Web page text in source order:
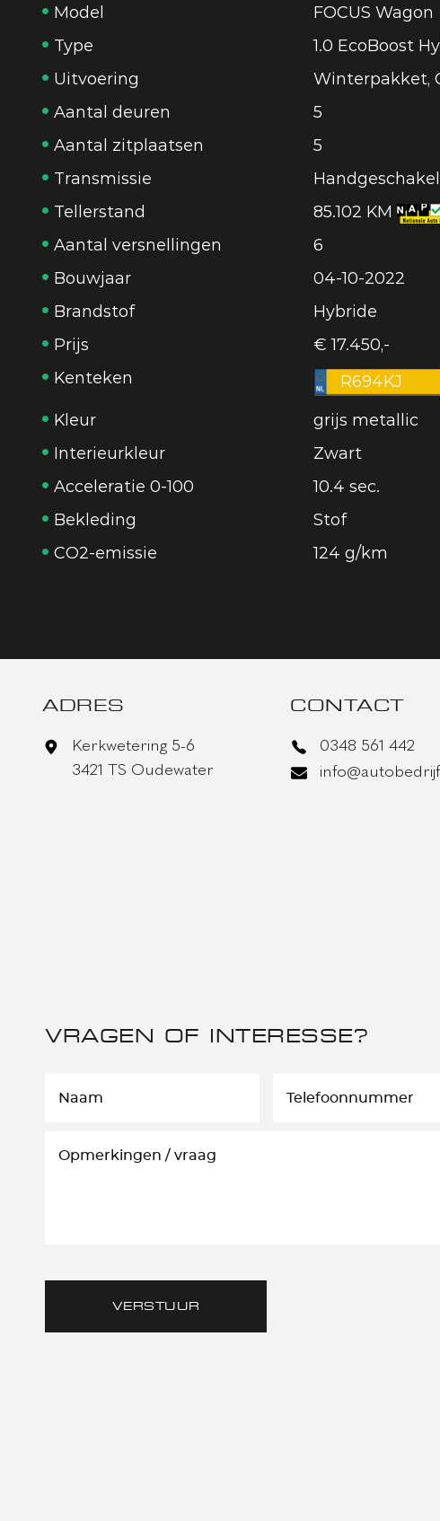
Model
FOCUS Wagon
Type
1.0 EcoBoost
Uitvoering
Winterpakket,
Aantal deuren
5
Aantal zitplaatsen
5
Transmissie
Tellerstand
85.102 KM
Aantal versnellingen
6
Bouwjaar
04-10-2022
Brandstof
Hybride
Prijs
€ 17.450,-
Kenteken
R694KJ
Kleur
grijs metallic
Interieurkleur
Zwart
Acceleratie 0-100
10.4 sec.
Bekleding
Stof
CO2-emissie
124 g/km
ADRES
Kerkwetering 5-6
3421 TS Oudewater
CONTACT
0348 561 442
VRAGEN OF INTERESSE?
VERSTUUR